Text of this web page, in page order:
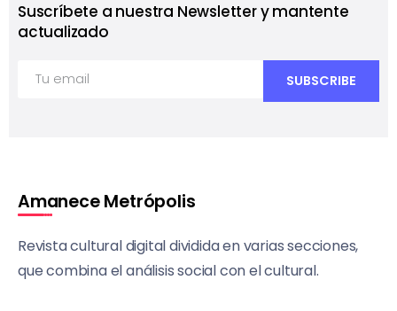
Suscríbete a nuestra Newsletter y mantente
actualizado
Amanece Metrópolis
Revista cultural digital dividida en varias secciones,
que combina el análisis social con el cultural.